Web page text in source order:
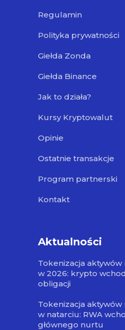
Regulamin
Polityka prywatności
Giełda Zonda
Giełda Binance
Jak to działa?
Kursy Kryptowalut
Opinie
Ostatnie transakcje
Program partnerski
Kontakt
Aktualności
Tokenizacja aktywów
w 2026: krypto
obligacji
Tokenizacja aktywów
w natarciu: RWA
głównego nurtu